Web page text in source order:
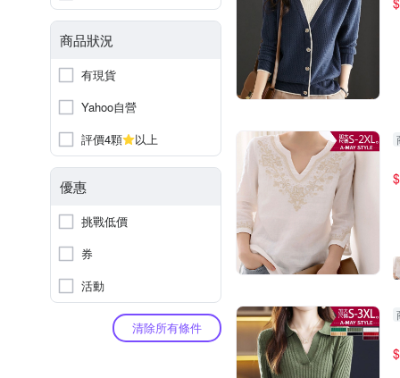
商品狀況
有現貨
Yahoo自營
評價4顆
以上
優惠
挑戰低價
券
活動
清除所有條件
$
$